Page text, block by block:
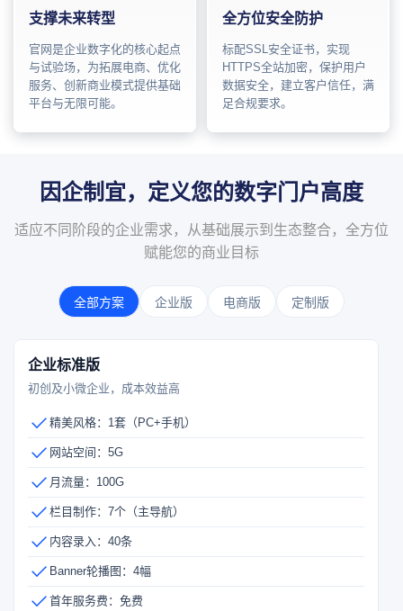
支撑未来转型
官网是企业数字化的核心起点
与试验场，为拓展电商、优化
服务、创新商业模式提供基础
平台与无限可能。
全方位安全防护
标配SSL安全证书，实现
HTTPS全站加密，保护用户
数据安全，建立客户信任，满
足合规要求。
因企制宜，定义您的数字门户高度
适应不同阶段的企业需求，从基础展示到生态整合，全方位
赋能您的商业目标
全部方案 企业版 电商版 定制版
企业标准版
初创及小微企业，成本效益高
精美风格：1套（PC+手机）
网站空间：5G
月流量：100G
栏目制作：7个（主导航）
内容录入：40条
Banner轮播图：4幅
首年服务费：免费